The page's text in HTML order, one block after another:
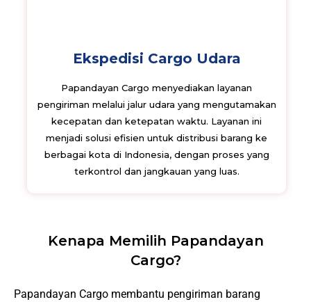
Ekspedisi Cargo Udara
Papandayan Cargo menyediakan layanan
pengiriman melalui jalur udara yang mengutamakan
kecepatan dan ketepatan waktu. Layanan ini
menjadi solusi efisien untuk distribusi barang ke
berbagai kota di Indonesia, dengan proses yang
terkontrol dan jangkauan yang luas.
Kenapa Memilih Papandayan
Cargo?
Papandayan Cargo membantu pengiriman barang